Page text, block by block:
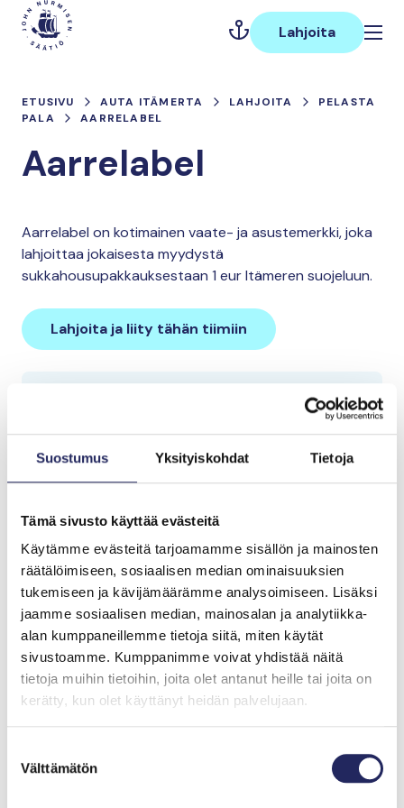
Suostumus Yksityiskohdat Tietoja
Tämä sivusto käyttää evästeitä
Käytämme evästeitä tarjoamamme sisällön ja mainosten
räätälöimiseen, sosiaalisen median ominaisuuksien
tukemiseen ja kävijämäärämme analysoimiseen. Lisäksi
jaamme sosiaalisen median, mainosalan ja analytiikka-
alan kumppaneillemme tietoja siitä, miten käytät
sivustoamme. Kumppanimme voivat yhdistää näitä
tietoja muihin tietoihin, joita olet antanut heille tai joita on
kerätty, kun olet käyttänyt heidän palvelujaan.
valinta
Välttämätön
Hyppää
sisältöön
Päävalikko
Lahjoita
ETUSIVU AUTA ITÄMERTA LAHJOITA
PELASTA
PALA
AARRELABEL
Aarrelabel
Aarrelabel on kotimainen vaate- ja asustemerkki, joka
lahjoittaa jokaisesta myydystä
sukkahousupakkauksestaan 1 eur Itämeren suojeluun.
Lahjoita ja liity tähän tiimiin
Tiimille tehdyt
lahjoitukset